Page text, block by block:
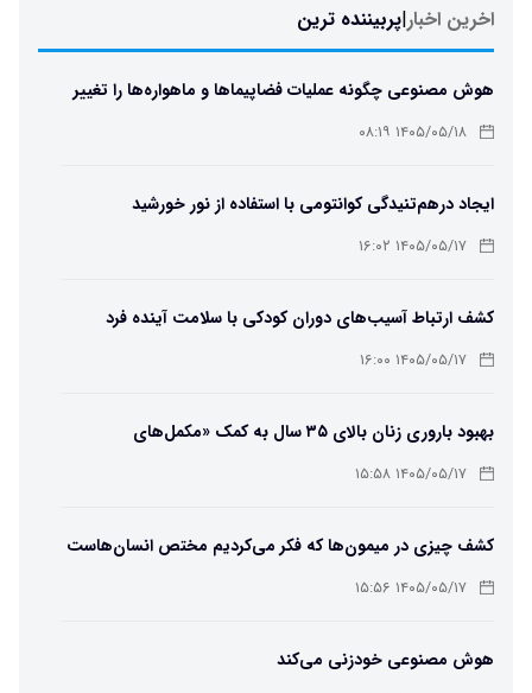
اخرین اخبار|پربیننده ترین
هوش مصنوعی چگونه عملیات فضاپیماها و ماهواره‌ها را تغییر
می‌دهد؟
۱۴۰۵/۰۵/۱۸ ۰۸:۱۹
ایجاد درهم‌تنیدگی کوانتومی با استفاده از نور خورشید
۱۴۰۵/۰۵/۱۷ ۱۶:۰۲
کشف ارتباط آسیب‌های دوران کودکی با سلامت آینده فرد
۱۴۰۵/۰۵/۱۷ ۱۶:۰۰
بهبود باروری زنان بالای ۳۵ سال به کمک «مکمل‌های
باکتریایی»
۱۴۰۵/۰۵/۱۷ ۱۵:۵۸
کشف چیزی در میمون‌ها که فکر می‌کردیم مختص انسان‌هاست
۱۴۰۵/۰۵/۱۷ ۱۵:۵۶
هوش مصنوعی خودزنی می‌کند